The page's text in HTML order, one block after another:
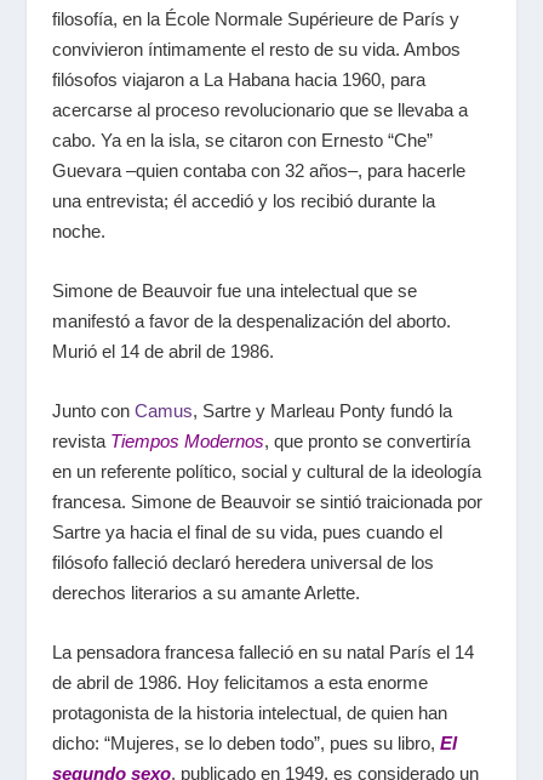
filosofía, en la École Normale Supérieure de París y
convivieron íntimamente el resto de su vida. Ambos
filósofos viajaron a La Habana hacia 1960, para
acercarse al proceso revolucionario que se llevaba a
cabo. Ya en la isla, se citaron con Ernesto “Che”
Guevara –quien contaba con 32 años–, para hacerle
una entrevista; él accedió y los recibió durante la
noche.
Simone de Beauvoir fue una intelectual que se
manifestó a favor de la despenalización del aborto.
Murió el 14 de abril de 1986.
Junto con Camus, Sartre y Marleau Ponty fundó la
revista Tiempos Modernos, que pronto se convertiría
en un referente político, social y cultural de la ideología
francesa. Simone de Beauvoir se sintió traicionada por
Sartre ya hacia el final de su vida, pues cuando el
filósofo falleció declaró heredera universal de los
derechos literarios a su amante Arlette.
La pensadora francesa falleció en su natal París el 14
de abril de 1986. Hoy felicitamos a esta enorme
protagonista de la historia intelectual, de quien han
dicho: “Mujeres, se lo deben todo”, pues su libro, El
segundo sexo, publicado en 1949, es considerado un